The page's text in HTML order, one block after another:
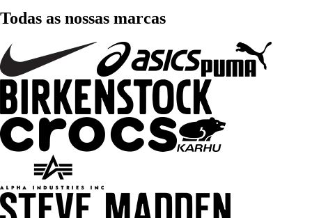
Todas as nossas marcas